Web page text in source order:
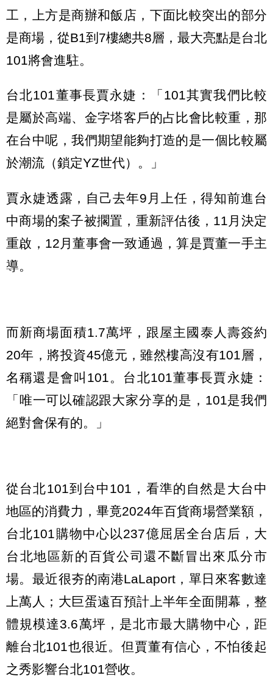
工，上方是商辦和飯店，下面比較突出的部分
是商場，從B1到7樓總共8層，最大亮點是台北
101將會進駐。
台北101董事長賈永婕：「101其實我們比較
是屬於高端、金字塔客戶的占比會比較重，那
在台中呢，我們期望能夠打造的是一個比較屬
於潮流（鎖定YZ世代）。」
賈永婕透露，自己去年9月上任，得知前進台
中商場的案子被擱置，重新評估後，11月決定
重啟，12月董事會一致通過，算是賈董一手主
導。
而新商場面積1.7萬坪，跟屋主國泰人壽簽約
20年，將投資45億元，雖然樓高沒有101層，
名稱還是會叫101。台北101董事長賈永婕：
「唯一可以確認跟大家分享的是，101是我們
絕對會保有的。」
從台北101到台中101，看準的自然是大台中
地區的消費力，畢竟2024年百貨商場營業額，
台北101購物中心以237億屈居全台店后，大
台北地區新的百貨公司還不斷冒出來瓜分市
場。最近很夯的南港LaLaport，單日來客數達
上萬人；大巨蛋遠百預計上半年全面開幕，整
體規模達3.6萬坪，是北市最大購物中心，距
離台北101也很近。但賈董有信心，不怕後起
之秀影響台北101營收。